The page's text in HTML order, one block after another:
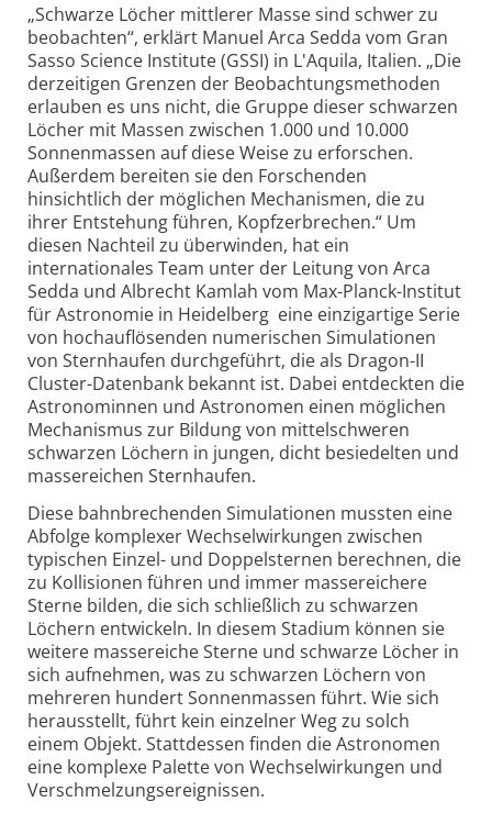
„Schwarze Löcher mittlerer Masse sind schwer zu
beobachten“, erklärt Manuel Arca Sedda vom Gran
Sasso Science Institute (GSSI) in L'Aquila, Italien. „Die
derzeitigen Grenzen der Beobachtungs­methoden
erlauben es uns nicht, die Gruppe dieser schwarzen
Löcher mit Massen zwischen 1.000 und 10.000
Sonnenmassen auf diese Weise zu erforschen.
Außerdem bereiten sie den Forschenden
hinsichtlich der möglichen Mechanismen, die zu
ihrer Entstehung führen, Kopfzerbrechen.“ Um
diesen Nachteil zu überwinden, hat ein
internationales Team unter der Leitung von Arca
Sedda und Albrecht Kamlah vom Max-Planck-Institut
für Astronomie in Heidelberg eine einzigartige Serie
von hochauflösenden numerischen Simulationen
von Sternhaufen durchgeführt, die als Dragon-II
Cluster-Datenbank bekannt ist. Dabei entdeckten die
Astronominnen und Astronomen einen möglichen
Mechanismus zur Bildung von mittel­schweren
schwarzen Löchern in jungen, dicht besiedelten und
massereichen Sternhaufen.
Diese bahnbrechenden Simulationen mussten eine
Abfolge komplexer Wechselwirkungen zwischen
typischen Einzel- und Doppelsternen berechnen, die
zu Kollisionen führen und immer masse­reichere
Sterne bilden, die sich schließlich zu schwarzen
Löchern entwickeln. In diesem Stadium können sie
weitere massereiche Sterne und schwarze Löcher in
sich aufnehmen, was zu schwarzen Löchern von
mehreren hundert Sonnenmassen führt. Wie sich
herausstellt, führt kein einzelner Weg zu solch
einem Objekt. Stattdessen finden die Astronomen
eine komplexe Palette von Wechselwirkungen und
Verschmelzungs­ereignissen.